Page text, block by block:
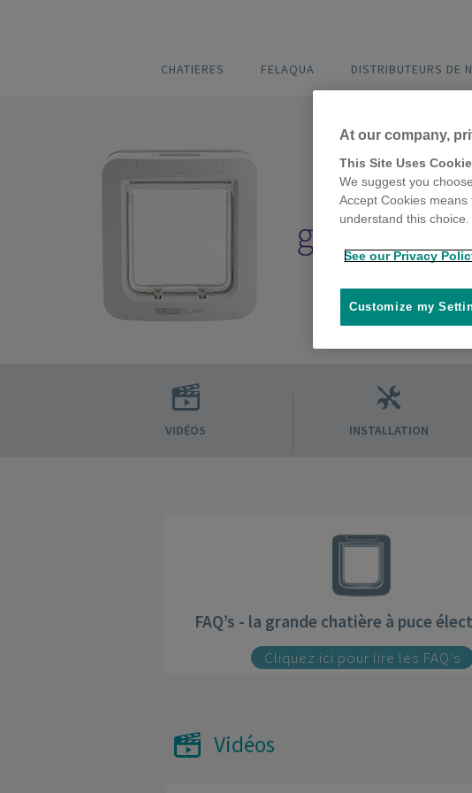
CHATIERES FELAQUA DISTRIBUTEURS DE
VIDÉOS INSTALLATION
FAQ’s - la grande chatière à puce
Cliquez ici pour lire les FAQ’s
Vidéos
At our company,
This Site Uses
We suggest you
Accept Cookies
understand this choice.
See our Privacy
Customize my